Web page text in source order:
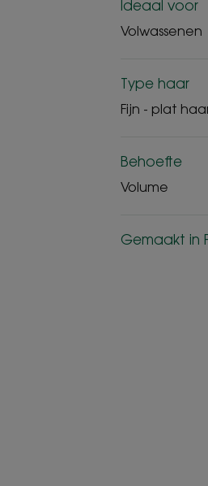
Ideaal voor
Volwassenen
Type haar
Fijn - plat
Behoefte
Volume
Gemaakt in